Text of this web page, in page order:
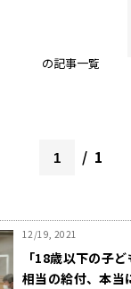
の記事一覧
1
12/19, 2021
「18歳以下の子
相当の給付、本当